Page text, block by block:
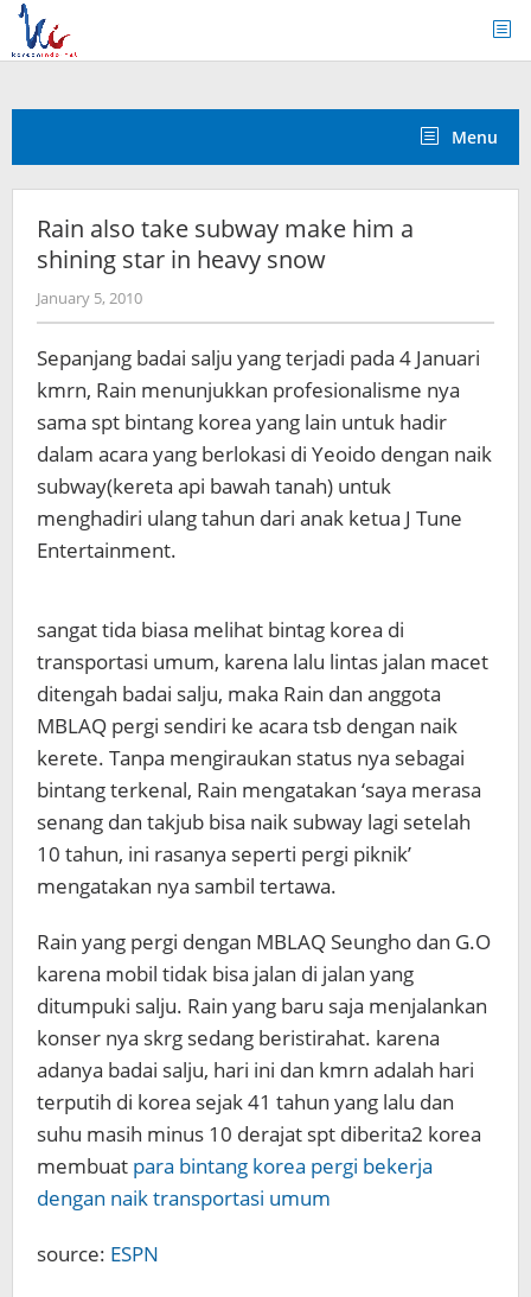
Skip
content
Menu
Rain also take subway make him a
shining star in heavy snow
January 5, 2010by
Koreanindo
Sepanjang badai salju yang terjadi pada 4 Januari
kmrn, Rain menunjukkan profesionalisme nya
sama spt bintang korea yang lain untuk hadir
dalam acara yang berlokasi di Yeoido dengan naik
subway(kereta api bawah tanah) untuk
menghadiri ulang tahun dari anak ketua J Tune
Entertainment.
sangat tida biasa melihat bintag korea di
transportasi umum, karena lalu lintas jalan macet
ditengah badai salju, maka Rain dan anggota
MBLAQ pergi sendiri ke acara tsb dengan naik
kerete. Tanpa mengiraukan status nya sebagai
bintang terkenal, Rain mengatakan ‘saya merasa
senang dan takjub bisa naik subway lagi setelah
10 tahun, ini rasanya seperti pergi piknik’
mengatakan nya sambil tertawa.
Rain yang pergi dengan MBLAQ Seungho dan G.O
karena mobil tidak bisa jalan di jalan yang
ditumpuki salju. Rain yang baru saja menjalankan
konser nya skrg sedang beristirahat. karena
adanya badai salju, hari ini dan kmrn adalah hari
terputih di korea sejak 41 tahun yang lalu dan
suhu masih minus 10 derajat spt diberita2 korea
membuat para bintang korea pergi bekerja
dengan naik transportasi umum
source: ESPN